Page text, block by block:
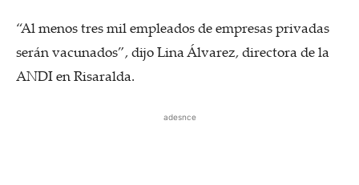
“Al menos tres mil empleados de empresas privadas
serán vacunados”, dijo Lina Álvarez, directora de la
ANDI en Risaralda.
adesnce